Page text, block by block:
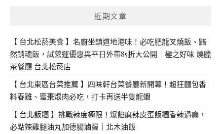
近期文章
【 台北松菸美食 】名廚坐鎮道地港味！必吃肥龍叉燒飯、黯
然銷魂飯，試營運優惠與平日外帶85折大公開｜極之好味 燒臘
茶餐廳 台北松菸店
【 台北東區台菜推薦 】四味軒台菜餐廳新開幕！超狂麵包香
料春雞、蜜棗煨肉必吃，打卡再送半隻龍蝦
【 台北飯糰 】挑戰辣度極限！爆餡麻辣皮蛋飯糰香辣過癮，
必點辣雞腿油丸加德腸滷蛋｜北木油飯